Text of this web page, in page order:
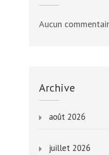
Aucun
Archive
août 2026
juillet 2026